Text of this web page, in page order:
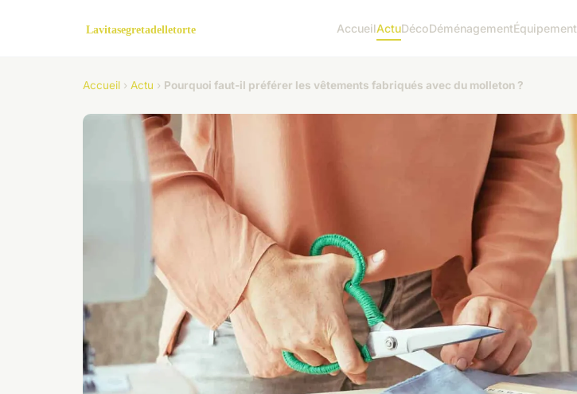
AccueilActuDécoDéménagementÉquipement
Accueil › Actu › Pourquoi faut-il préférer les vêtements fabriqués avec du molleton ?